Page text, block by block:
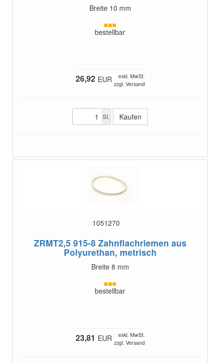
Breite 10 mm
bestellbar
26,92 EUR
exkl. MwSt.
zzgl. Versand
St.
1051270
ZRMT2,5 915-8 Zahnflachriemen aus
Polyurethan, metrisch
Breite 8 mm
bestellbar
23,81 EUR
exkl. MwSt.
zzgl. Versand